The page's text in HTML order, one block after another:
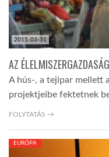
2015-03-31
AZ
A hús-, a tejipar mellett
projektjeibe fektetnek
FOLYTATÁS →
EURÓPA